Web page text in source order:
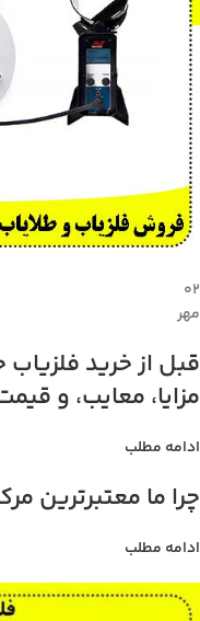
۰۲
مهر
مزایا، معایب، و
ادامه مطلب
چرا ما معتبرترین
ادامه مطلب